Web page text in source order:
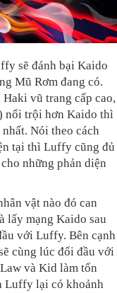
sẽ đánh bại Kaido
Mũ Rơm đang có.
vũ trang cấp cao,
nổi trội hơn Kaido thì
Nói theo cách
tại thì Luffy cũng đủ
những phản diện
vật nào đó can
lấy mạng Kaido sau
với Luffy. Bên cạnh
cùng lúc đối đầu với
và Kid làm tổn
Luffy lại có khoảnh